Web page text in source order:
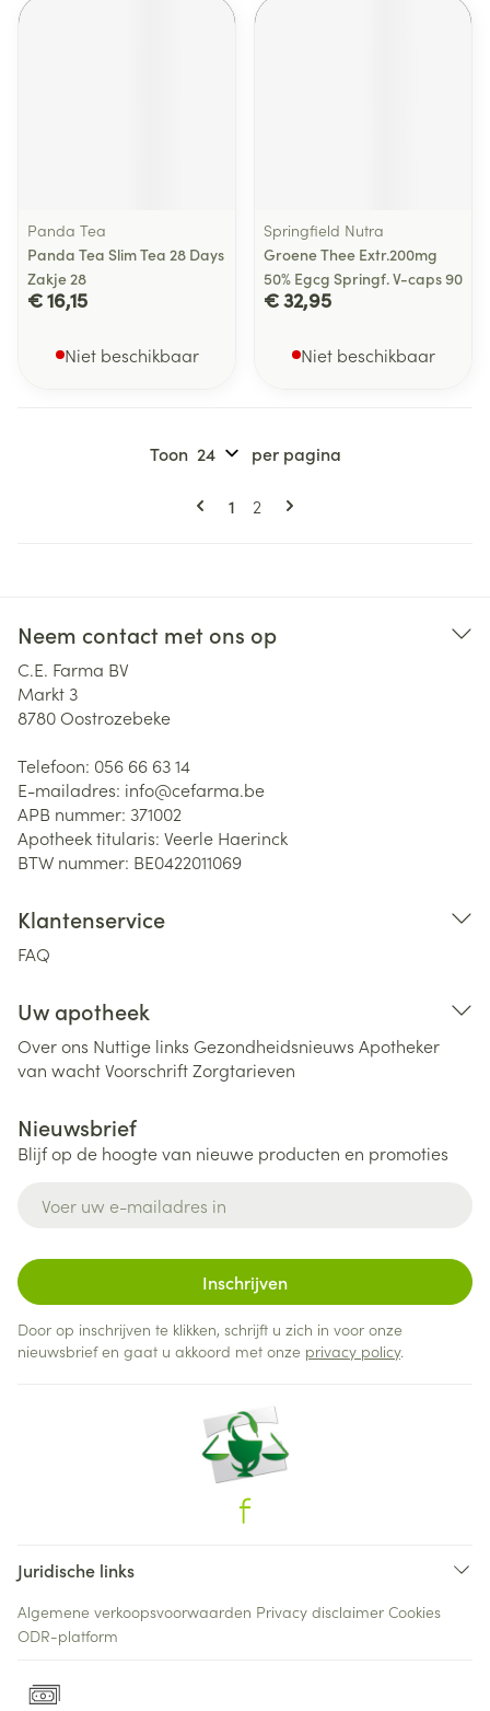
Panda Tea
Panda Tea Slim Tea 28 Days
Zakje 28
€ 16,15
Niet beschikbaar
Springfield Nutra
Groene Thee Extr.200mg
50% Egcg Springf. V-caps 90
€ 32,95
Niet beschikbaar
Pagina's
U lees momenteel pagina
1 Pagina
2
Toon per pagina
Neem contact met ons op
C.E. Farma BV
Markt 3
8780Oostrozebeke
Telefoon: 056 66 63 14
E-mailadres: info@cefarma.be
APB nummer: 371002
Apotheek titularis: Veerle Haerinck
BTW nummer: BE0422011069
Klantenservice
FAQ
Uw apotheek
Over ons Nuttige links Gezondheidsnieuws Apotheker
van wachtVoorschriftZorgtarieven
Nieuwsbrief
Blijf op de hoogte van nieuwe producten en promoties
Inschrijven
Door op inschrijven te klikken, schrijft u zich in voor onze
nieuwsbrief en gaat u akkoord met onze privacy policy.
Juridische links
Algemene verkoopsvoorwaarden Privacy disclaimer Cookies
ODR-platform